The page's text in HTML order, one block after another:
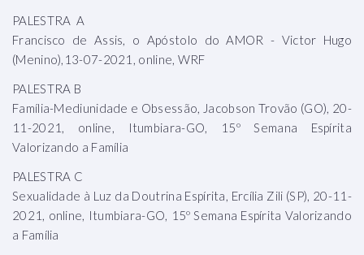
PALESTRA A
Francisco de Assis, o Apóstolo do AMOR - Victor Hugo
(Menino),13-07-2021, online, WRF
PALESTRA B
Família-Mediunidade e Obsessão, Jacobson Trovão (GO), 20-
11-2021, online, Itumbiara-GO, 15º Semana Espírita
Valorizando a Família
PALESTRA C
Sexualidade à Luz da Doutrina Espírita, Ercília Zili (SP), 20-11-
2021, online, Itumbiara-GO, 15º Semana Espírita Valorizando
a Família